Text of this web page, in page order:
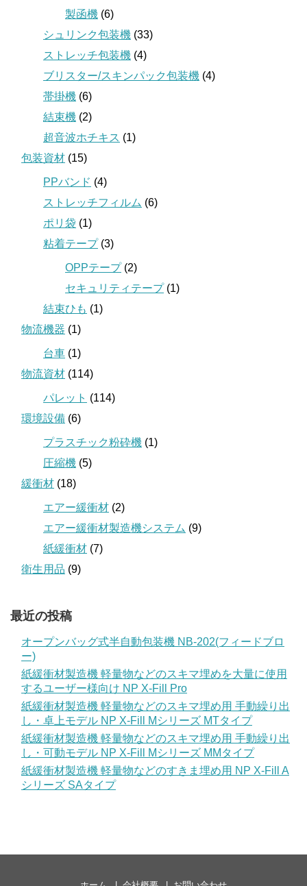
製函機 (6)
シュリンク包装機 (33)
ストレッチ包装機 (4)
ブリスター/スキンパック包装機 (4)
帯掛機 (6)
結束機 (2)
超音波ホチキス (1)
包装資材 (15)
PPバンド (4)
ストレッチフィルム (6)
ポリ袋 (1)
粘着テープ(3)
OPPテープ(2)
セキュリティテープ(1)
結束ひも (1)
物流機器 (1)
台車 (1)
物流資材 (114)
パレット (114)
環境設備 (6)
プラスチック粉砕機 (1)
圧縮機 (5)
緩衝材 (18)
エアー緩衝材 (2)
エアー緩衝材製造機システム (9)
紙緩衝材 (7)
衛生用品 (9)
最近の投稿
オープンバッグ式半自動包装機 NB-202(フィードブロ
ー)
紙緩衝材製造機 軽量物などのスキマ埋めを大量に使用
するユーザー様向け NP X-Fill Pro
紙緩衝材製造機 軽量物などのスキマ埋め用 手動繰り出
し・卓上モデル NP X-Fill Mシリーズ MTタイプ
紙緩衝材製造機 軽量物などのスキマ埋め用 手動繰り出
し・可動モデル NP X-Fill Mシリーズ MMタイプ
紙緩衝材製造機 軽量物などのすきま埋め用 NP X-Fill A
シリーズ SAタイプ